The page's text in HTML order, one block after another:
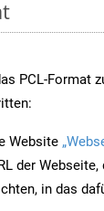
PCL-Format
Website
der Webseite,
in das